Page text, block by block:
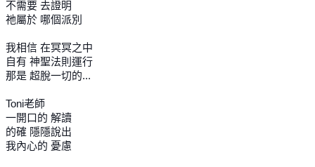
不需要 去證明
祂屬於 哪個派別
我相信 在冥冥之中
自有 神聖法則運行
那是 超脫一切的...
Toni老師
一開口的 解讀
的確 隱隱說出
我內心的 憂慮